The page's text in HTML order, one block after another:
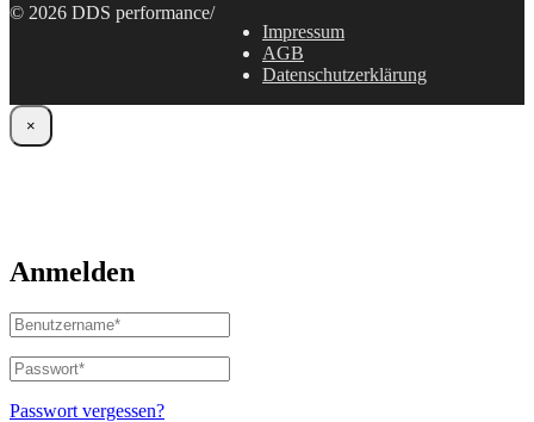
© 2026 DDS performance/
Impressum
AGB
Datenschutzerklärung
×
Anmelden
Benutzername
oder
E-
Mail-
Adresse*
Passwort*
Erforderlich
Passwort vergessen?